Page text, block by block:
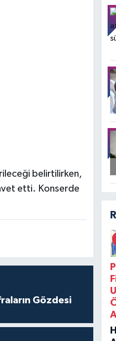
belirtilirken,
etti. Konserde
Gözdesi